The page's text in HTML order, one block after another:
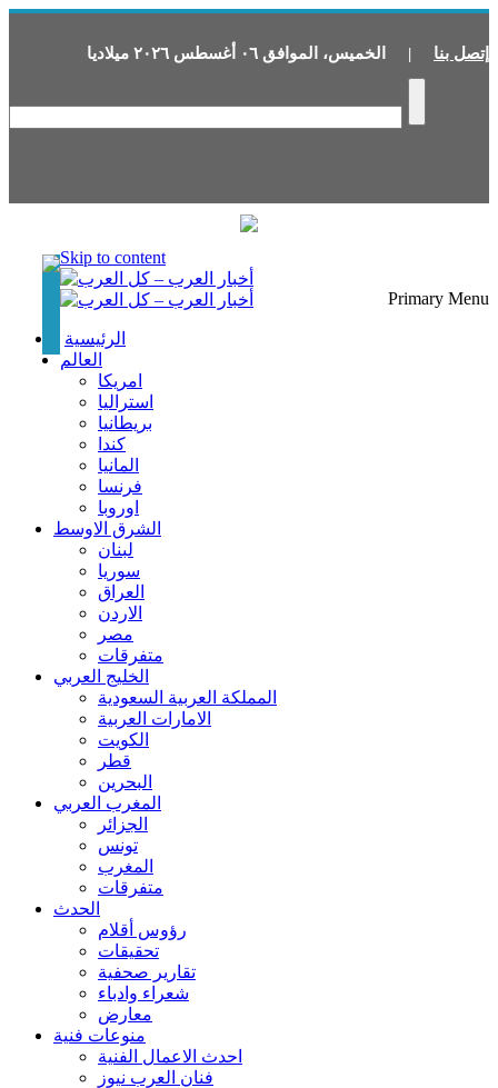
إتصل بنا | الخميس، الموافق ٠٦ أغسطس ٢٠٢٦ ميلاديا
Skip to content
Primary Menu
الرئيسية
العالم
امريكا
استراليا
بريطانيا
كندا
المانيا
فرنسا
اوروبا
الشرق الاوسط
لبنان
سوريا
العراق
الاردن
مصر
متفرقات
الخليج العربي
المملكة العربية السعودية
الامارات العربية
الكويت
قطر
البحرين
المغرب العربي
الجزائر
تونس
المغرب
متفرقات
الحدث
رؤوس أقلام
تحقيقات
تقارير صحفية
شعراء وادباء
معارض
منوعات فنية
احدث الاعمال الفنية
فنان العرب نيوز